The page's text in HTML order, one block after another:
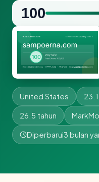
100
United States
26.5 tahun
Diperbarui3 bulan